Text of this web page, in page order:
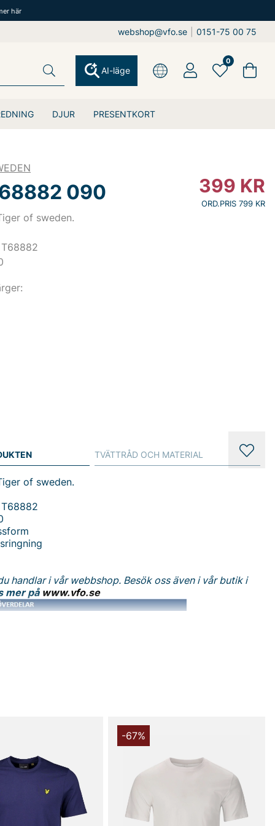
här
webshop@vfo.se 0151-75 00 75
DJUR PRESENTKORT
AI-läge
0
090
of sweden.
399 KR
ORD.PRIS 799 KR
of sweden.
handlar i vår webbshop. Besök oss även i vår butik i
mer på www.vfo.se
TVÄTTRÅD OCH MATERIAL
-67%